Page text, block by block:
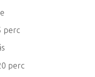
perc
perc